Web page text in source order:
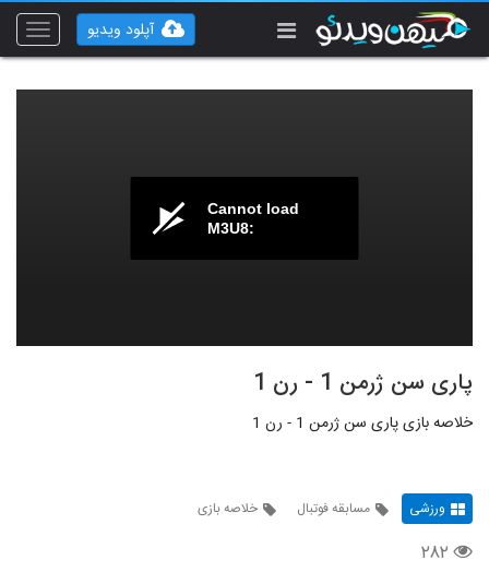
Toggle
آپلود ویدیو
Cannot load
M3U8:
پاری سن ژرمن 1 - رن 1
خلاصه بازی پاری سن ژرمن 1 - رن 1
ورزشی مسابقه فوتبال خلاصه بازی
۲۸۲